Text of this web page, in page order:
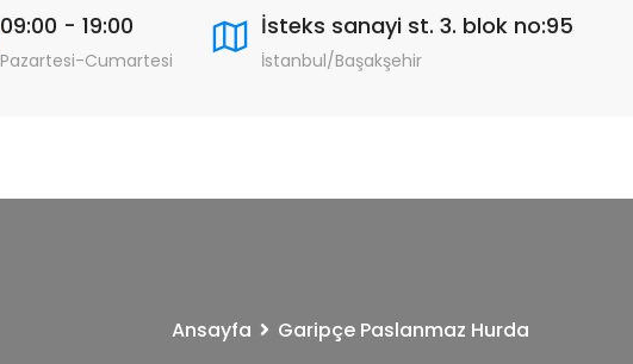
09:00 - 19:00
Pazartesi-Cumartesi
İsteks sanayi st. 3. blok no:95
İstanbul/Başakşehir
Ansayfa Garipçe Paslanmaz Hurda